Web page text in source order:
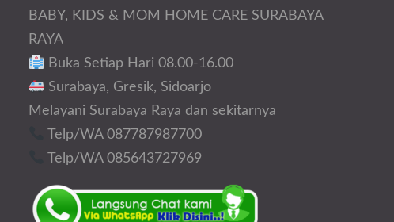
BABY, KIDS & MOM HOME CARE SURABAYA
RAYA
Buka Setiap Hari 08.00-16.00
Surabaya, Gresik, Sidoarjo
Melayani Surabaya Raya dan sekitarnya
Telp/WA 087787987700
Telp/WA 085643727969